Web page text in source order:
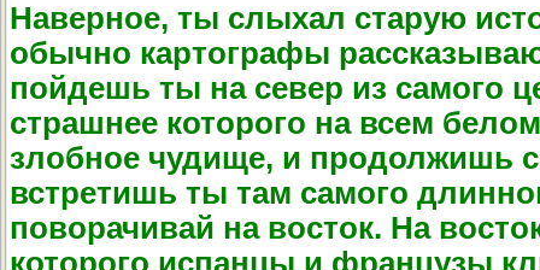
Наверное, ты слыхал старую
обычно картографы
пойдешь ты на север из самого
страшнее которого на всем
злобное чудище, и продолжишь
встретишь ты там самого
поворачивай на восток. На
которого испанцы и французы